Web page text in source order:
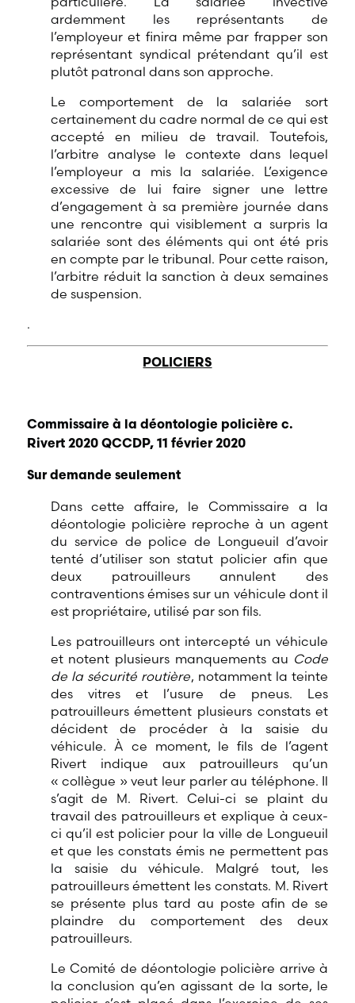
ardemment les représentants de
l’employeur et finira même par frapper son
représentant syndical prétendant qu’il est
plutôt patronal dans son approche.
Le comportement de la salariée sort
certainement du cadre normal de ce qui est
accepté en milieu de travail. Toutefois,
l’arbitre analyse le contexte dans lequel
l’employeur a mis la salariée. L’exigence
excessive de lui faire signer une lettre
d’engagement à sa première journée dans
une rencontre qui visiblement a surpris la
salariée sont des éléments qui ont été pris
en compte par le tribunal. Pour cette raison,
l’arbitre réduit la sanction à deux semaines
de suspension.
.
POLICIERS
Commissaire à la déontologie policière c.
Rivert 2020 QCCDP, 11 février 2020
Sur demande seulement
Dans cette affaire, le Commissaire a la
déontologie policière reproche à un agent
du service de police de Longueuil d’avoir
tenté d’utiliser son statut policier afin que
deux patrouilleurs annulent des
contraventions émises sur un véhicule dont il
est propriétaire, utilisé par son fils.
Les patrouilleurs ont intercepté un véhicule
et notent plusieurs manquements au Code
de la sécurité routière, notamment la teinte
des vitres et l’usure de pneus. Les
patrouilleurs émettent plusieurs constats et
décident de procéder à la saisie du
véhicule. À ce moment, le fils de l’agent
Rivert indique aux patrouilleurs qu’un
« collègue » veut leur parler au téléphone. Il
s’agit de M. Rivert. Celui-ci se plaint du
travail des patrouilleurs et explique à ceux-
ci qu’il est policier pour la ville de Longueuil
et que les constats émis ne permettent pas
la saisie du véhicule. Malgré tout, les
patrouilleurs émettent les constats. M. Rivert
se présente plus tard au poste afin de se
plaindre du comportement des deux
patrouilleurs.
Le Comité de déontologie policière arrive à
la conclusion qu’en agissant de la sorte, le